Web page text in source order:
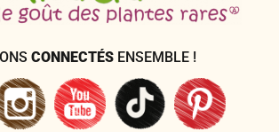
CONNECTÉS ENSEMBLE !